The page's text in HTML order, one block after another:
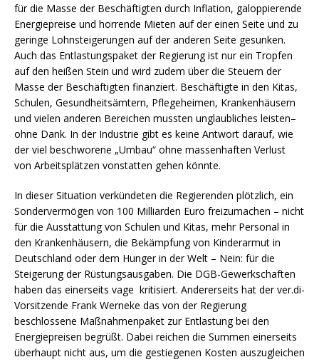
für die Masse der Beschäftigten durch Inflation, galoppierende
Energiepreise und horrende Mieten auf der einen Seite und zu
geringe Lohnsteigerungen auf der anderen Seite gesunken.
Auch das Entlastungspaket der Regierung ist nur ein Tropfen
auf den heißen Stein und wird zudem über die Steuern der
Masse der Beschäftigten finanziert. Beschäftigte in den Kitas,
Schulen, Gesundheitsämtern, Pflegeheimen, Krankenhäusern
und vielen anderen Bereichen mussten unglaubliches leisten–
ohne Dank. In der Industrie gibt es keine Antwort darauf, wie
der viel beschworene „Umbau“ ohne massenhaften Verlust
von Arbeitsplätzen vonstatten gehen könnte.
In dieser Situation verkündeten die Regierenden plötzlich, ein
Sondervermögen von 100 Milliarden Euro freizumachen – nicht
für die Ausstattung von Schulen und Kitas, mehr Personal in
den Krankenhäusern, die Bekämpfung von Kinderarmut in
Deutschland oder dem Hunger in der Welt – Nein: für die
Steigerung der Rüstungsausgaben. Die DGB-Gewerkschaften
haben das einerseits vage kritisiert. Andererseits hat der ver.di-
Vorsitzende Frank Werneke das von der Regierung
beschlossene Maßnahmenpaket zur Entlastung bei den
Energiepreisen begrüßt. Dabei reichen die Summen einerseits
überhaupt nicht aus, um die gestiegenen Kosten auszugleichen